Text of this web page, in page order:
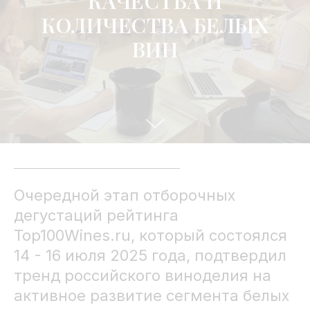
КОЛИЧЕСТВА БЕЛЫХ
ВИН
Очередной этап отборочных
дегустаций рейтинга
Top100Wines.ru, который состоялся
14 - 16 июля 2025 года, подтвердил
тренд российского виноделия на
активное развитие сегмента белых